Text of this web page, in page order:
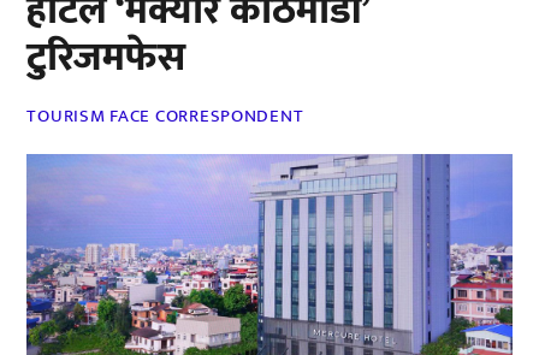
टुरिजमफेस
TOURISM FACE CORRESPONDENT